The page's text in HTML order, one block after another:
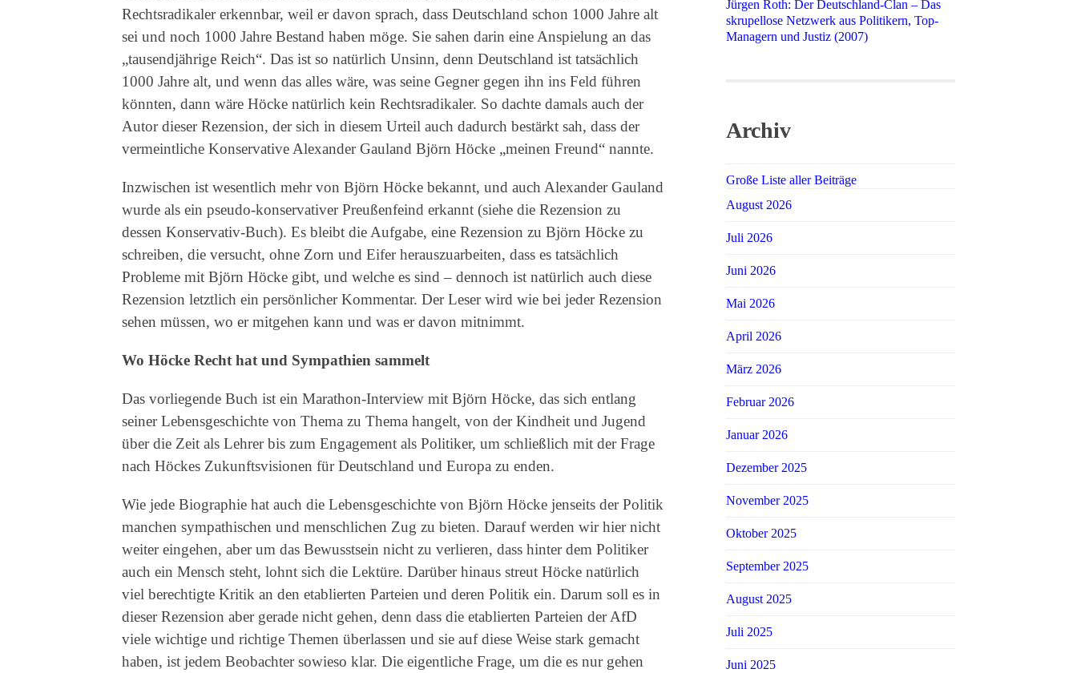
Rechtsradikaler erkennbar, weil er davon sprach, dass Deutschland schon 1000 Jahre alt
sei und noch 1000 Jahre Bestand haben möge. Sie sahen darin eine Anspielung an das
„tausendjährige Reich“. Das ist so natürlich Unsinn, denn Deutschland ist tatsächlich
1000 Jahre alt, und wenn das alles wäre, was seine Gegner gegen ihn ins Feld führen
könnten, dann wäre Höcke natürlich kein Rechtsradikaler. So dachte damals auch der
Autor dieser Rezension, der sich in diesem Urteil auch dadurch bestärkt sah, dass der
vermeintliche Konservative Alexander Gauland Björn Höcke „meinen Freund“ nannte.
Inzwischen ist wesentlich mehr von Björn Höcke bekannt, und auch Alexander Gauland
wurde als ein pseudo-konservativer Preußenfeind erkannt (siehe die Rezension zu
dessen Konservativ-Buch). Es bleibt die Aufgabe, eine Rezension zu Björn Höcke zu
schreiben, die versucht, ohne Zorn und Eifer herauszuarbeiten, dass es tatsächlich
Probleme mit Björn Höcke gibt, und welche es sind – dennoch ist natürlich auch diese
Rezension letztlich ein persönlicher Kommentar. Der Leser wird wie bei jeder Rezension
sehen müssen, wo er mitgehen kann und was er davon mitnimmt.
Wo Höcke Recht hat und Sympathien sammelt
Das vorliegende Buch ist ein Marathon-Interview mit Björn Höcke, das sich entlang
seiner Lebensgeschichte von Thema zu Thema hangelt, von der Kindheit und Jugend
über die Zeit als Lehrer bis zum Engagement als Politiker, um schließlich mit der Frage
nach Höckes Zukunftsvisionen für Deutschland und Europa zu enden.
Wie jede Biographie hat auch die Lebensgeschichte von Björn Höcke jenseits der Politik
manchen sympathischen und menschlichen Zug zu bieten. Darauf werden wir hier nicht
weiter eingehen, aber um das Bewusstsein nicht zu verlieren, dass hinter dem Politiker
auch ein Mensch steht, lohnt sich die Lektüre. Darüber hinaus streut Höcke natürlich
viel berechtigte Kritik an den etablierten Parteien und deren Politik ein. Darum soll es in
dieser Rezension aber gerade nicht gehen, denn dass die etablierten Parteien der AfD
viele wichtige und richtige Themen überlassen und sie auf diese Weise stark gemacht
haben, ist jedem Beobachter sowieso klar. Die eigentliche Frage, um die es nur gehen
Jürgen Roth: Der Deutschland-Clan – Das
skrupellose Netzwerk aus Politikern, Top-
Managern und Justiz (2007)
Archiv
Große Liste aller Beiträge
August 2026
Juli 2026
Juni 2026
Mai 2026
April 2026
März 2026
Februar 2026
Januar 2026
Dezember 2025
November 2025
Oktober 2025
September 2025
August 2025
Juli 2025
Juni 2025